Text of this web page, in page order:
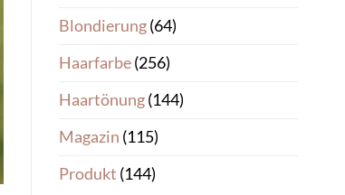
Blondierung(64)
Haarfarbe(256)
Haartönung(144)
Magazin (115)
Produkt (144)